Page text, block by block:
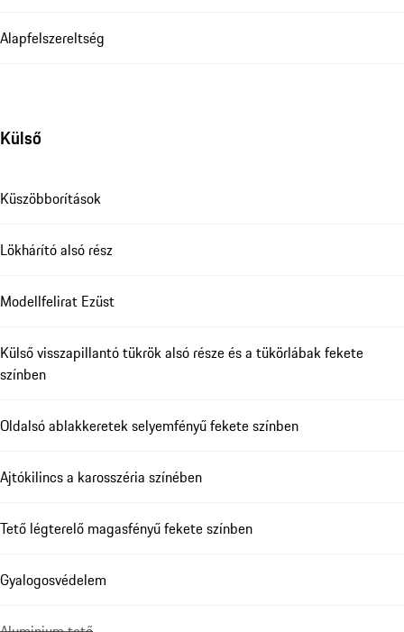
Alapfelszereltség
Külső
Küszöbborítások
Lökhárító alsó rész
Modellfelirat Ezüst
Külső visszapillantó tükrök alsó része és a tükörlábak fekete
színben
Oldalsó ablakkeretek selyemfényű fekete színben
Ajtókilincs a karosszéria színében
Tető légterelő magasfényű fekete színben
Gyalogosvédelem